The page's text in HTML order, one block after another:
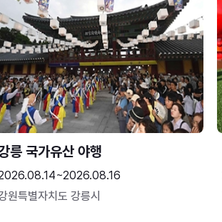
릉 국가유산 야행
원특별자치도 강릉시